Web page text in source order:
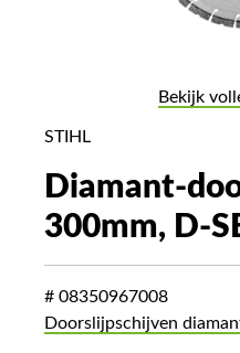
Bekijk
STIHL
Diamant-
300mm, D-
# 08350967008
Doorslijpschijven